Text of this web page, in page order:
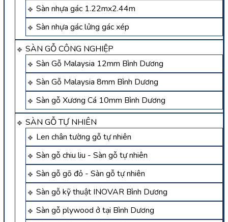
Sàn nhựa gác 1.22mx2.44m
Sàn nhựa gác lửng gác xép
SÀN GỖ CÔNG NGHIỆP
Sàn Gỗ Malaysia 12mm Bình Dương
Sàn Gỗ Malaysia 8mm Bình Dương
Sàn gỗ Xương Cá 10mm Bình Dương
SÀN GỖ TỰ NHIÊN
Len chân tường gỗ tự nhiên
Sàn gỗ chiu liu - Sàn gỗ tự nhiên
Sàn gỗ gõ đỏ - Sàn gỗ tự nhiên
Sàn gỗ kỹ thuật INOVAR Bình Dương
Sàn gỗ plywood ở tại Bình Dương